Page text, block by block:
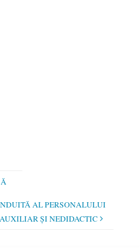
AL PERSONALULUI
ŞI NEDIDACTIC